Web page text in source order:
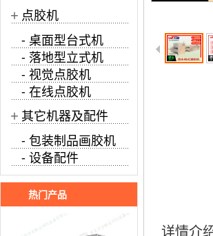
详情介
+ 点胶机
- 桌面型台式机
- 落地型立式机
- 视觉点胶机
- 在线点胶机
+ 其它机器及配件
- 包装制品画胶机
- 设备配件
热门产品